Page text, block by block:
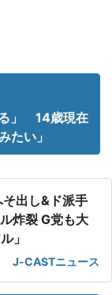
る」 14歳現在
たい」
出し&ド派手
炸裂 G党も大
」
J-CASTニュース